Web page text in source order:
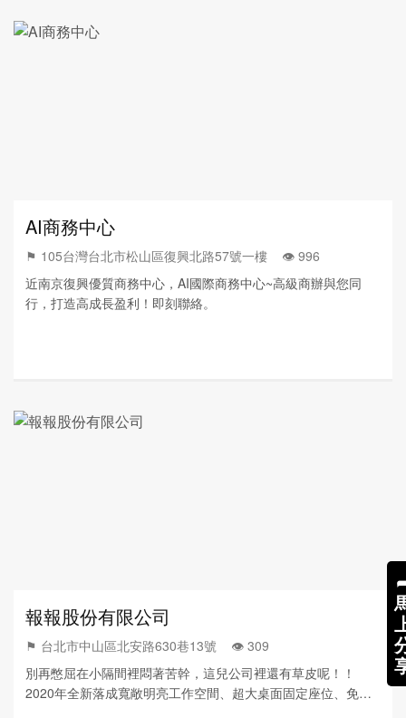
AI商務中心
⚑ 105台灣台北市松山區復興北路57號一樓 👁️‍ 996
近南京復興優質商務中心，AI國際商務中心~高級商辦與您同
行，打造高成長盈利！即刻聯絡。
報報股份有限公司
⚑ 台北市中山區北安路630巷13號 👁️‍ 309
別再憋屈在小隔間裡悶著苦幹，這兒公司裡還有草皮呢！！
2020年全新落成寬敞明亮工作空間、超大桌面固定座位、免費